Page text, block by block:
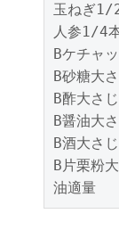
玉ねぎ1/
人参1/4
Bケチャ
B砂糖大
B酢大さ
B醤油大
B酒大さ
B片栗粉
油適量